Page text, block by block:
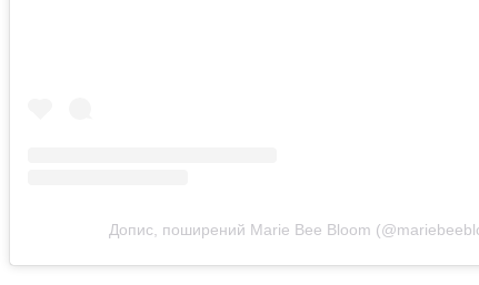
Допис, поширений Marie Bee Bloom